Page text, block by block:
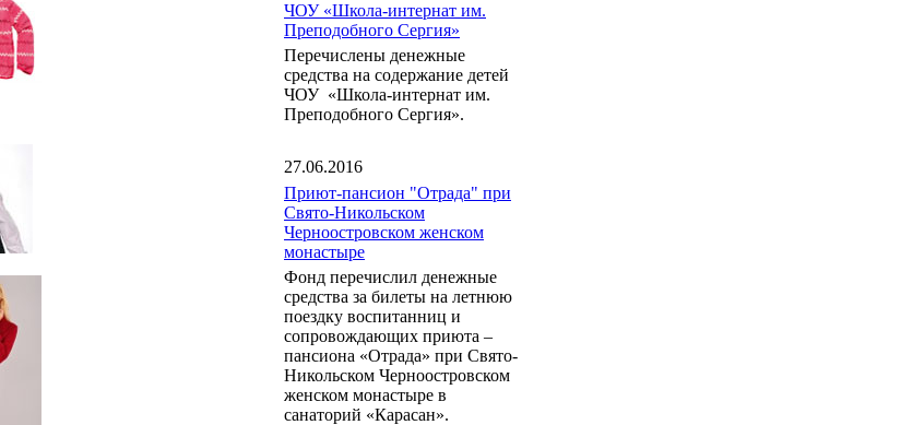
ЧОУ «Школа-интернат им.
Преподобного Сергия»
Перечислены денежные
средства на содержание детей
ЧОУ «Школа-интернат им.
Преподобного Сергия».
27.06.2016
Приют-пансион "Отрада" при
Свято-Никольском
Черноостровском женском
монастыре
Фонд перечислил денежные
средства за билеты на летнюю
поездку воспитанниц и
сопровождающих приюта –
пансиона «Отрада» при Свято-
Никольском Черноостровском
женском монастыре в
санаторий «Карасан».